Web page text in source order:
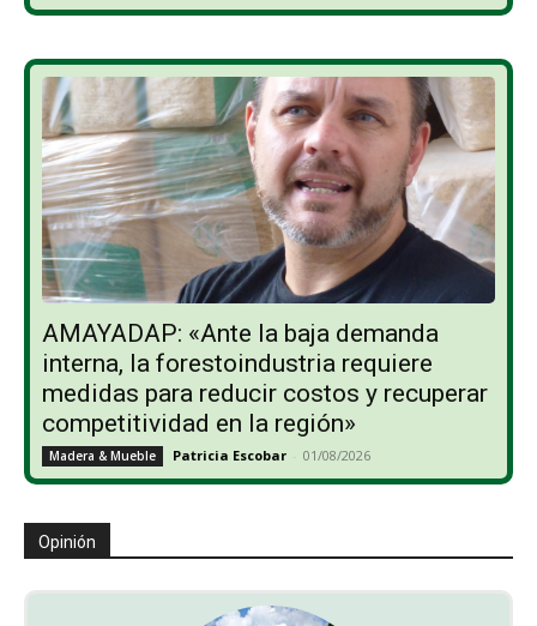
AMAYADAP: «Ante la baja demanda
interna, la forestoindustria requiere
medidas para reducir costos y recuperar
competitividad en la región»
Madera & Mueble Patricia Escobar - 01/08/2026
Opinión